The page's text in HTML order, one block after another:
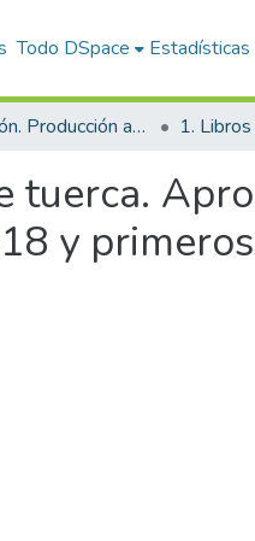
Todo DSpace Estadísticas
Investigación. Producción académica 1. Libros
tuerca.
y